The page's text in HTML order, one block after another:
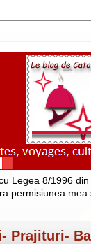
Legea 8/1996
permisiunea
Prajituri-